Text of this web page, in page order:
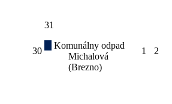
30
31
Komunálny odpad
Michalová
(Brezno)
1 2